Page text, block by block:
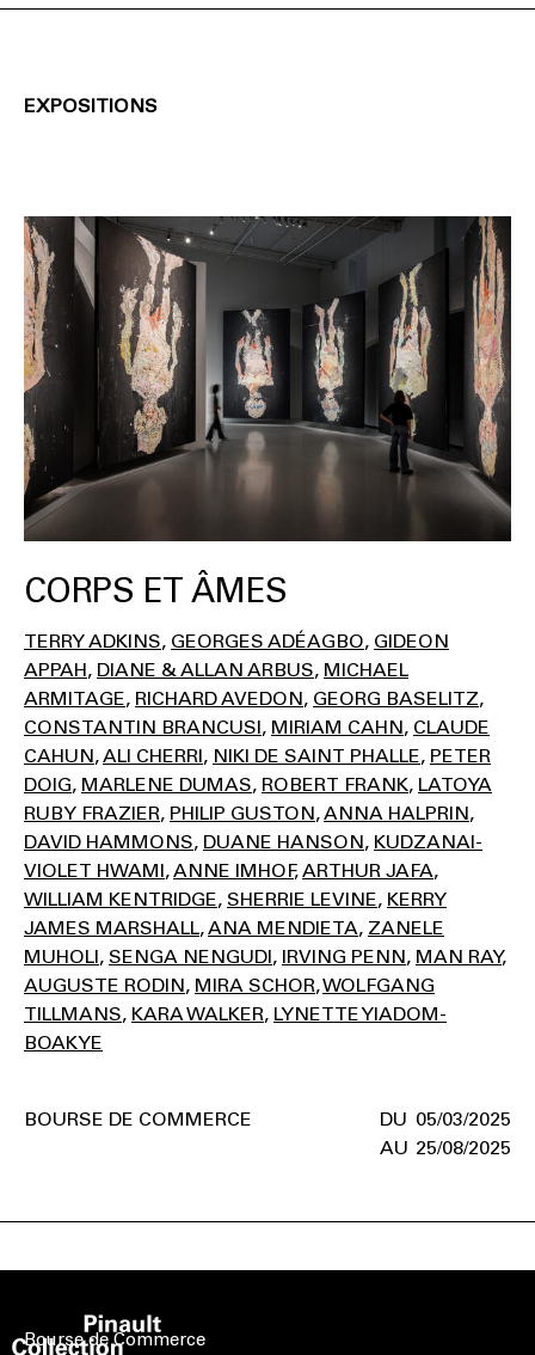
EXPOSITIONS
CORPS ET ÂMES
TERRY ADKINS GEORGES ADÉAGBO GIDEON
APPAH DIANE & ALLAN ARBUS MICHAEL
ARMITAGE RICHARD AVEDON GEORG BASELITZ
CONSTANTIN BRANCUSI MIRIAM CAHN CLAUDE
CAHUN ALI CHERRI NIKI DE SAINT PHALLE PETER
DOIG MARLENE DUMAS ROBERT FRANK LATOYA
RUBY FRAZIER PHILIP GUSTON ANNA HALPRIN
DAVID HAMMONS DUANE HANSON KUDZANAI-
VIOLET HWAMI ANNE IMHOF ARTHUR JAFA
WILLIAM KENTRIDGE SHERRIE LEVINE KERRY
JAMES MARSHALL ANA MENDIETA ZANELE
MUHOLI SENGA NENGUDI IRVING PENN MAN RAY
AUGUSTE RODIN MIRA SCHOR WOLFGANG
TILLMANS KARA WALKER LYNETTE YIADOM-
BOAKYE
05/03/2025
25/08/2025
BOURSE DE COMMERCE
Bourse de Commerce